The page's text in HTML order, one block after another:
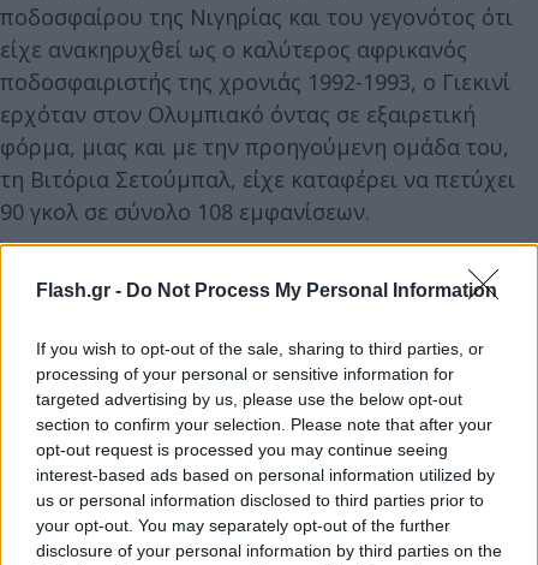
Flash.gr - Do Not Process My Personal Information
If you wish to opt-out of the sale, sharing to third parties, or
processing of your personal or sensitive information for
targeted advertising by us, please use the below opt-out
section to confirm your selection. Please note that after your
opt-out request is processed you may continue seeing
interest-based ads based on personal information utilized by
us or personal information disclosed to third parties prior to
your opt-out. You may separately opt-out of the further
disclosure of your personal information by third parties on the
ποδοσφαίρου της Νιγηρίας και του γεγονότος ότι
είχε ανακηρυχθεί ως ο καλύτερος αφρικανός
ποδοσφαιριστής της χρονιάς 1992-1993, ο Γιεκινί
ερχόταν στον Ολυμπιακό όντας σε εξαιρετική
φόρμα, μιας και με την προηγούμενη ομάδα του,
τη Βιτόρια Σετούμπαλ, είχε καταφέρει να πετύχει
90 γκολ σε σύνολο 108 εμφανίσεων.
Ωστόσο, ο Rashidi Yekini δεν κατάφερε ποτέ να
προσαρμοστεί στις ανάγκες του Ολυμπιακού και
του Ελληνικού Πρωταθλήματος, με αποτέλεσμα να
αποτελέσει παρελθόν από τον ελληνικό σύλλογο
λίγους μήνες μετά.
Το 2005 αποφάσισε σε ηλικία 42 ετών να κρεμάσει
τα ποδοσφαιρικά του παπούτσια και να βάλει τέλος
στην πλούσια πολυετή καριέρα του.